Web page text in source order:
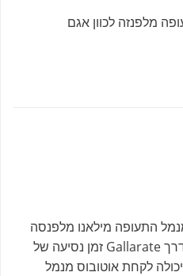
מלפנזה לכוון אגם
התעופה מילאנו מלפנסה
למאג'ורה (Tronzano) דרך Gallarate זמן נסיעה של
יכולה לקחת אוטובוס מנמל